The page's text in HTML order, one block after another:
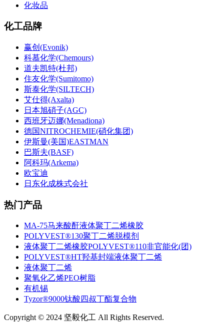
化妆品
化工品牌
赢创(Evonik)
科慕化学(Chemours)
道夫凯特(杜邦)
住友化学(Sumitomo)
斯泰化学(SILTECH)
艾仕得(Axalta)
日本旭硝子(AGC)
西班牙迈娜(Menadiona)
德国NITROCHEMIE(硝化集团)
伊斯曼(美国)EASTMAN
巴斯夫(BASF)
阿科玛(Arkema)
欧宝迪
日东化成株式会社
热门产品
MA-75马来酸酐液体聚丁二烯橡胶
POLYVEST®130聚丁二烯脱模剂
液体聚丁二烯橡胶POLYVEST®110非官能化(团)
POLYVEST®HT羟基封端液体聚丁二烯
液体聚丁二烯
聚氧化乙烯PEO树脂
有机锡
Tyzor®9000钛酸四叔丁酯复合物
Copyright © 2024 坚毅化工 All Rights Reserved.